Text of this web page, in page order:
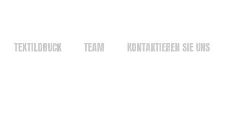
TEXTILDRUCK TEAM KONTAKTIEREN SIE UNS